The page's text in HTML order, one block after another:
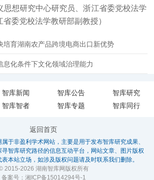
思想研究中心研究员、浙江省委党校法学
委党校法学教研部副教授）
培育湖南农产品跨境电商出口新优势
息化条件下文化领域治理能力
智库新闻 智库公告
智库研究
智库智者 智库专题 智库同行
返回首页
于非盈利学术网站，主要是用于发布智库研究成果、
智库研究路径的信息互动平台，网站文章、图片版权
本站立场，如涉及版权问题请及时联系我们删除。
2015-2026 湖南智库网版权所有
备案号： 湘ICP备15014294号-1